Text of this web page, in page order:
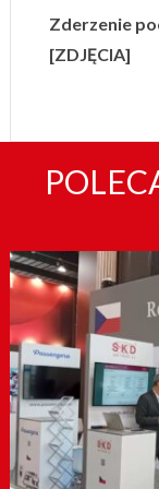
Zderzenie
[ZDJĘCIA]